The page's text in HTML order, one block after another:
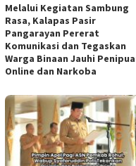
Melalui Kegiatan Sambung
Rasa, Kalapas Pasir
Pangarayan Pererat
Komunikasi dan Tegaskan
Warga Binaan Jauhi
Online dan Narkoba